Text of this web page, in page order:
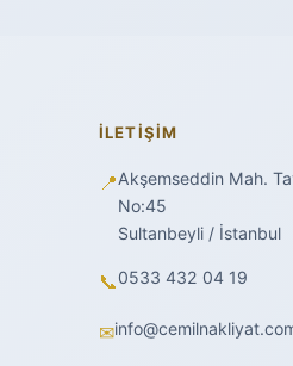
İLETIŞIM
📍Akşemseddin Mah.
No:45
Sultanbeyli / İstanbul
📞0533 432 04 19
✉